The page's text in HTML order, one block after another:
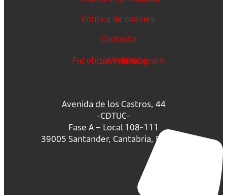
Política de cookies
Contacto
FacebookLinkedin
Youtube
Instagram
Avenida de los Castros, 44
-CDTUC-
Fase A – Local 108-111
39005 Santander, Cantabria, España.